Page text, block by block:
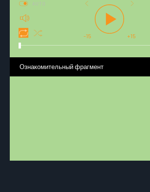
-15 +15
AUTO
Ознакомительный фрагмент